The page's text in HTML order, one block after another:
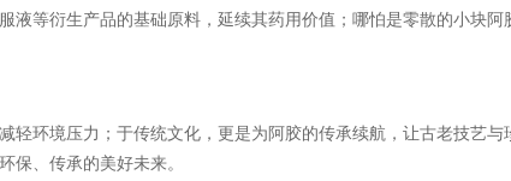
等衍生产品的基础原料，延续其药用价值；哪怕是零散的小块阿
环境压力；于传统文化，更是为阿胶的传承续航，让古老技艺与
保、传承的美好未来。